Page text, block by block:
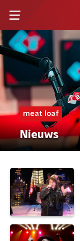
meat loaf
Nieuws